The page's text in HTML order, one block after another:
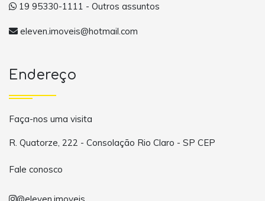
19 95330-1111 - Outros assuntos
eleven.imoveis@hotmail.com
Endereço
Faça-nos uma visita
R. Quatorze, 222 - Consolação Rio Claro - SP CEP
Fale conosco